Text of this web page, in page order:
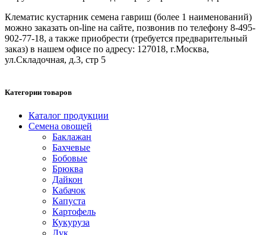
Клематис кустарник семена гавриш (более 1 наименований)
можно заказать on-line на сайте, позвонив по телефону 8-495-
902-77-18, а также приобрести (требуется предварительный
заказ) в нашем офисе по адресу: 127018, г.Москва,
ул.Складочная, д.3, стр 5
Категории товаров
Каталог продукции
Семена овощей
Баклажан
Бахчевые
Бобовые
Брюква
Дайкон
Кабачок
Капуста
Картофель
Кукуруза